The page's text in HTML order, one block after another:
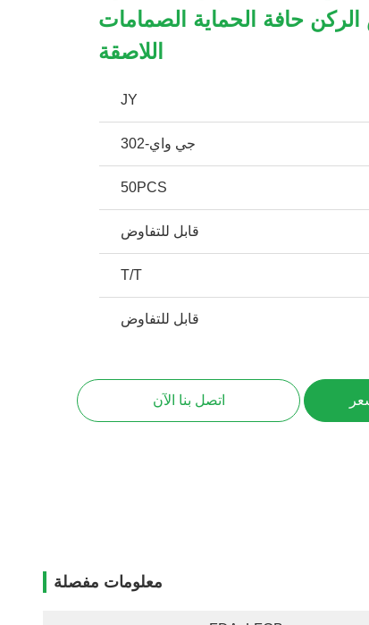
الركن حافة الحماية الصمامات
اللاصقة
JY
جي واي-302
50PCS
قابل للتفاوض
T/T
قابل للتفاوض
اتصل بنا الآن
معلومات مفصلة